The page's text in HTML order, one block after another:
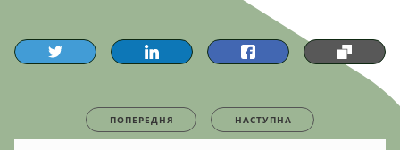
ПОПЕРЕДНЯ НАСТУПНА